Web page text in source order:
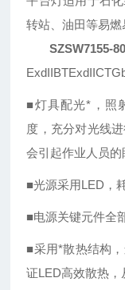
转站、油田等易燃
SZSW7155-
■灯具配光*，照
度，充分对光线
会引起作业人员的
■光源采用LED，
■电源关键元件全
■采用*散热结构
证LED高效散热，